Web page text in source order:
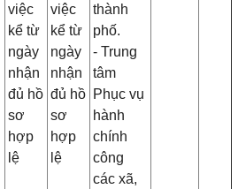
việc
kể từ
ngày
nhận
đủ hồ
sơ
hợp
lệ
việc
kể từ
ngày
nhận
đủ hồ
sơ
hợp
lệ
thành
phố.
- Trung
tâm
Phục vụ
hành
chính
công
các xã,